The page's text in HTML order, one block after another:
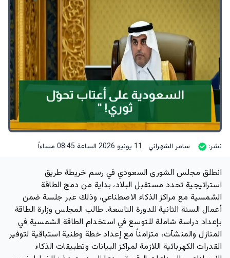
نشر: سامر الشهراني 11 يونيو 2026 الساعة 08:45 مساءاً
انطلق مجلس الشورى السعودي في رسم خريطة طريق
استراتيجية تحدد مستقبل البلاد، بداية من دمج الطاقة
الشمسية مع مراكز الذكاء الاصطناعي، وذلك عبر جلسة ضمن
أعمال السنة الثانية للدورة التاسعة. طالب المجلس وزارة الطاقة
بإعداد دراسة شاملة للتوسع في استخدام الطاقة الشمسية في
المنازل والمنشآت، متزامناً مع إعداد خطة وطنية استباقية لتوفير
القدرات الكهربائية اللازمة لمراكز البيانات وتطبيقات الذكاء